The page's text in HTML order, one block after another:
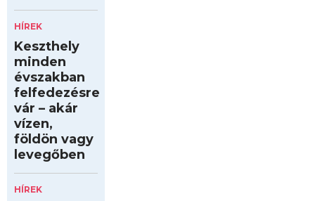
HÍREK
Keszthely
minden
évszakban
felfedezésre
vár – akár
vízen,
földön vagy
levegőben
HÍREK